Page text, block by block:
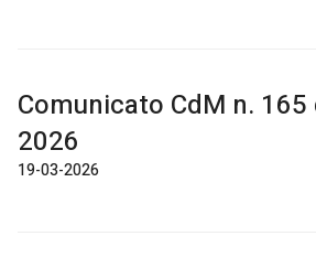
Comunicato CdM n.
2026
19-03-2026